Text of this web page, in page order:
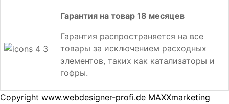
Гарантия на товар 18 месяцев
Гарантия распространяется на все
товары за исключением расходных
элементов, таких как катализаторы и
гофры.
Copyright www.webdesigner-profi.de MAXXmarketing